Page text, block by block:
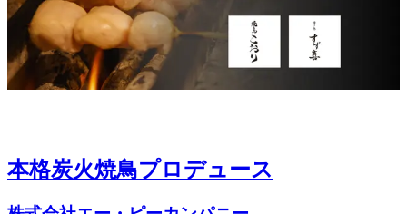
本格炭火焼鳥プロデュース